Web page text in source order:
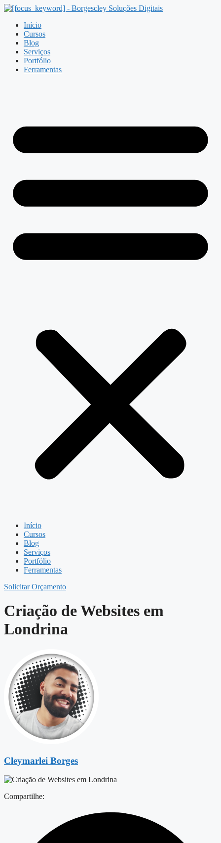
Pular
conteúdo
Início
Cursos
Blog
Serviços
Portfólio
Ferramentas
Início
Cursos
Blog
Serviços
Portfólio
Ferramentas
Solicitar Orçamento
Criação de Websites em
Londrina
Cleymarlei Borges
Compartilhe: